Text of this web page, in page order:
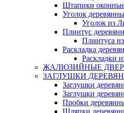
Штапики
Уголок
Уголок из
Плинтус
Плинтуса
Раскладка
Раскладки
ЖАЛЮЗИЙНЫЕ
ЗАГЛУШКИ
Заглушки
Заглушки
Пробки
Шляпки